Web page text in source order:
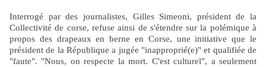
Interrogé par des journalistes, Gilles Simeoni, président de la
Collectivité de corse, refuse ainsi de s'étendre sur la polémique à
propos des drapeaux en berne en Corse, une initiative que le
président de la République a jugée "inapproprié(e)" et qualifiée de
"faute". "Nous, on respecte la mort. C'est culturel", a seulement